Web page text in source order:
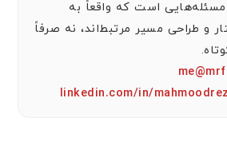
است که واقعاً به
و طراحی مسیر مرتبط‌اند، نه صرفاً
linkedin.com/in/